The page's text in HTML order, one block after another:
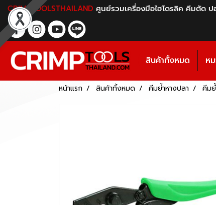
CRIMPTOOLSTHAILAND ศูนย์รวมเครื่องมือไฮโดรลิค คีมตัด
สินค้าทั้งหมด ห
หน้าแรก สินค้าทั้งหมด คีมย้ำหางปลา คีม